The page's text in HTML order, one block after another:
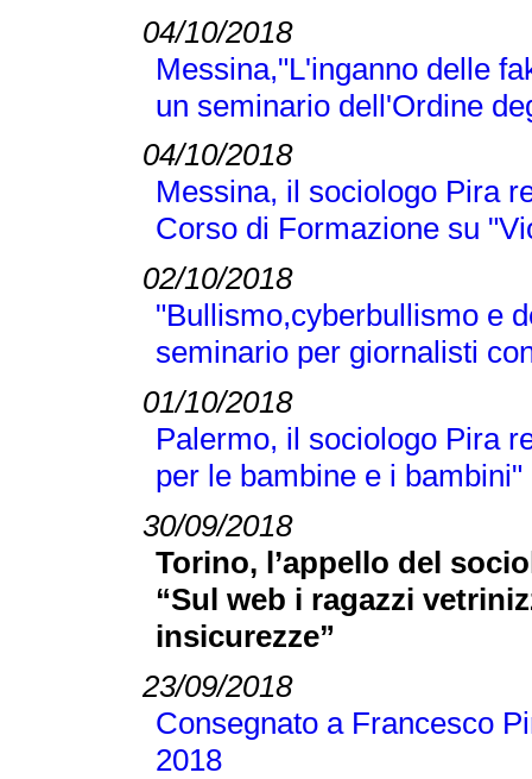
04/10/2018
Messina,"L'inganno delle
un seminario dell'Ordine
04/10/2018
Messina, il sociologo Pira
Corso di Formazione su
02/10/2018
"Bullismo,cyberbullismo e
seminario per giornalisti
01/10/2018
Palermo, il sociologo Pira
per le bambine e i bambini"
30/09/2018
Torino, l’appello del
“Sul web i ragazzi
insicurezze”
23/09/2018
Consegnato a Francesco
2018